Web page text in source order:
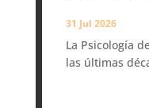
31 Jul 2026
La Psicología
las últimas